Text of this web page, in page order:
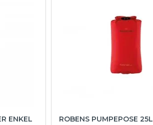
ENKEL
ROBENS PUMPEPOSE 25L